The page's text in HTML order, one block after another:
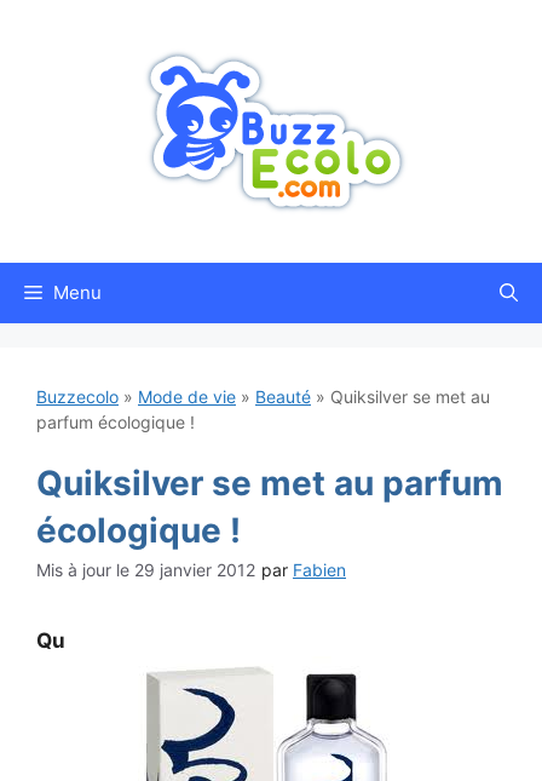
Menu
Buzzecolo » Mode de vie » Beauté » Quiksilver se met au
parfum écologique !
Quiksilver se met au parfum
écologique !
29 janvier 2012 par Fabien
Qu